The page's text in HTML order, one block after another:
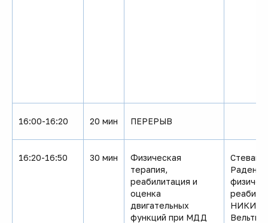
16:00-16:20 20 мин ПЕРЕРЫВ
16:20-16:50 30 мин
Физическая
терапия,
реабилитация и
оценка
двигательных
функций при МДД
НИКИ